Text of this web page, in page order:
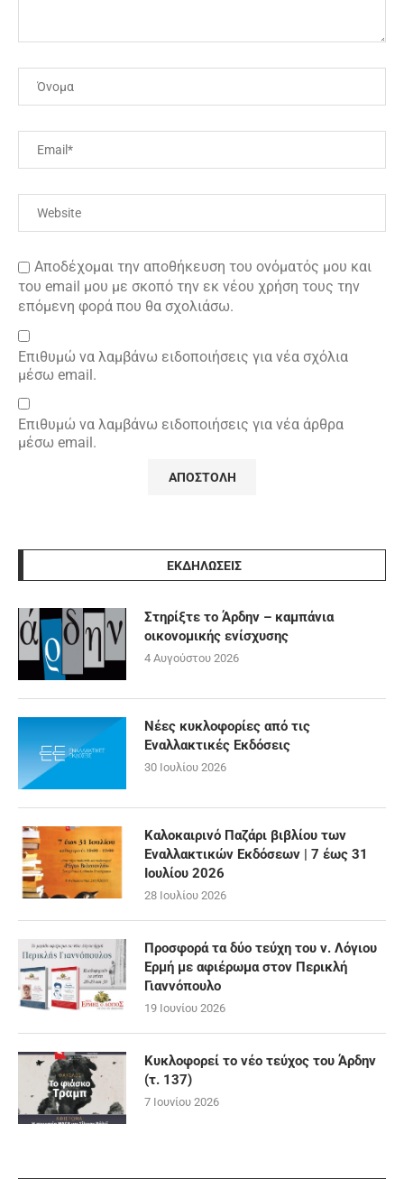
Αποδέχομαι την αποθήκευση του ονόματός μου και
του email μου με σκοπό την εκ νέου χρήση τους την
επόμενη φορά που θα σχολιάσω.
Επιθυμώ να λαμβάνω ειδοποιήσεις για νέα σχόλια
μέσω email.
Επιθυμώ να λαμβάνω ειδοποιήσεις για νέα άρθρα
μέσω email.
ΕΚΔΗΛΩΣΕΙΣ
Στηρίξτε το Άρδην – καμπάνια
οικονομικής ενίσχυσης
4 Αυγούστου 2026
Νέες κυκλοφορίες από τις
Εναλλακτικές Εκδόσεις
30 Ιουλίου 2026
Καλοκαιρινό Παζάρι βιβλίου των
Εναλλακτικών Εκδόσεων | 7 έως 31
Ιουλίου 2026
28 Ιουλίου 2026
Προσφορά τα δύο τεύχη του ν. Λόγιου
Ερμή με αφιέρωμα στον Περικλή
Γιαννόπουλο
19 Ιουνίου 2026
Κυκλοφορεί το νέο τεύχος του Άρδην
(τ. 137)
7 Ιουνίου 2026